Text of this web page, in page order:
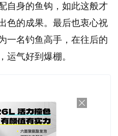
自身的鱼钩，如此这般才
色的成果。最后也衷心祝
一名钓鱼高手，在往后的
运气好到爆棚。